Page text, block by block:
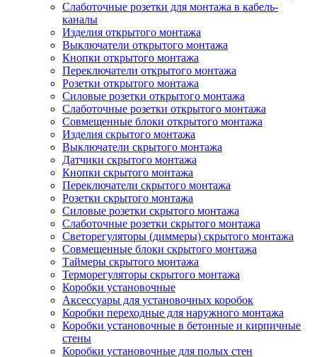
Слаботочные розетки для монтажа в кабель-
каналы
Изделия открытого монтажа
Выключатели открытого монтажа
Кнопки открытого монтажа
Переключатели открытого монтажа
Розетки открытого монтажа
Силовые розетки открытого монтажа
Слаботочные розетки открытого монтажа
Совмещенные блоки открытого монтажа
Изделия скрытого монтажа
Выключатели скрытого монтажа
Датчики скрытого монтажа
Кнопки скрытого монтажа
Переключатели скрытого монтажа
Розетки скрытого монтажа
Силовые розетки скрытого монтажа
Слаботочные розетки скрытого монтажа
Светорегуляторы (диммеры) скрытого монтажа
Совмещенные блоки скрытого монтажа
Таймеры скрытого монтажа
Терморегуляторы скрытого монтажа
Коробки установочные
Аксессуары для установочных коробок
Коробки переходные для наружного монтажа
Коробки установочные в бетонные и кирпичные
стены
Коробки установочные для полых стен